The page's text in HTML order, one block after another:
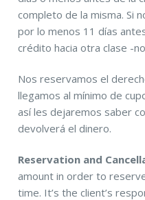
completo de la misma. Si
por lo menos 11 días
crédito hacia otra clase -
Nos reservamos el
llegamos al mínimo de
así les dejaremos saber
devolverá el dinero.
Reservation and
amount in order to
time. It’s the client’s